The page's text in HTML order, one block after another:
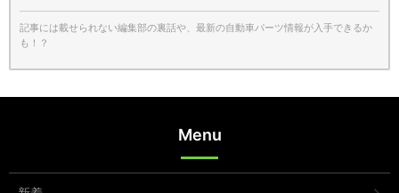
記事には載せられない編集部の裏話や、最新の自動車パーツ情報が入手できるか
も！？
Menu